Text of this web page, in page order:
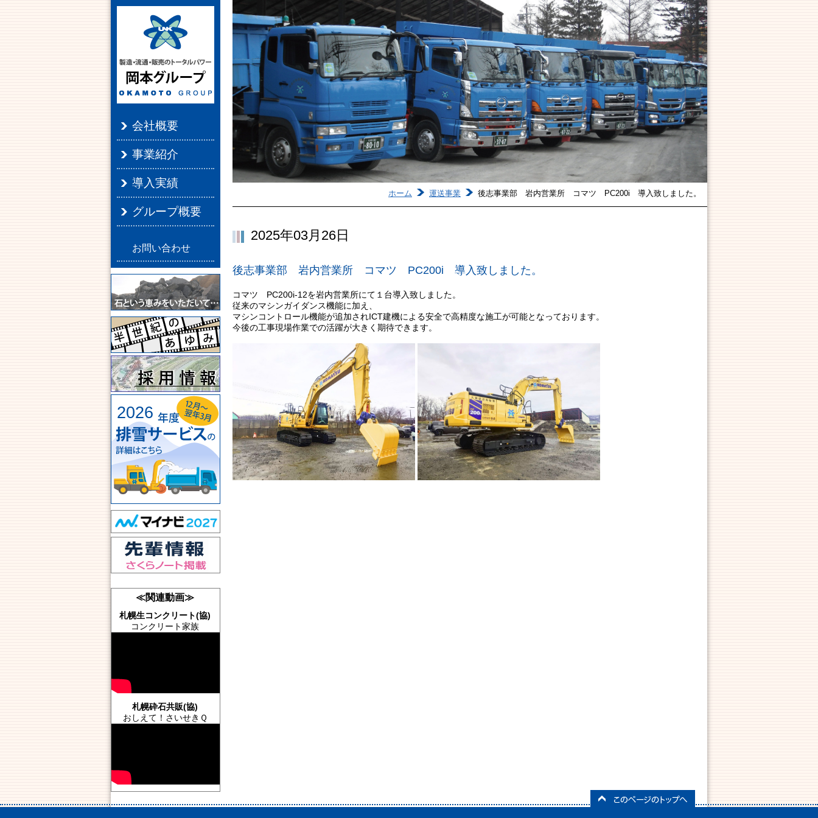
会社概要
事業紹介
導入実績
グループ概要
お問い合わせ
2026
≪関連動画≫
札幌生コンクリート(協)
コンクリート家族
札幌砕石共販(協)
おしえて！さいせきＱ
ホーム 運送事業 後志事業部 岩内営業所 コマツ PC200i 導入致しました。
2025年03月26日
後志事業部 岩内営業所 コマツ PC200i 導入致しました。
コマツ PC200i-12を岩内営業所にて１台導入致しました。
従来のマシンガイダンス機能に加え、
マシンコントロール機能が追加されICT建機による安全で高精度な施工が可能となっております。
今後の工事現場作業での活躍が大きく期待できます。